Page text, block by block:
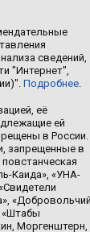
сведений,
"Интернет",
Подробнее.
её
ей
в России.
запрещенные в
Каида», «УНА-
«Штабы
Моргенштерн,